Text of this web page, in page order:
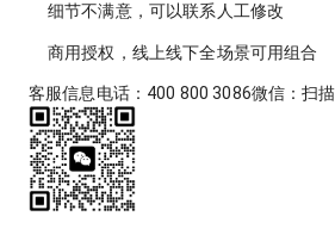
细节不满意，可以联系人工修改
商用授权 ，线上线下全场景可用组合
客服信息电话：400 800 3086微信：扫